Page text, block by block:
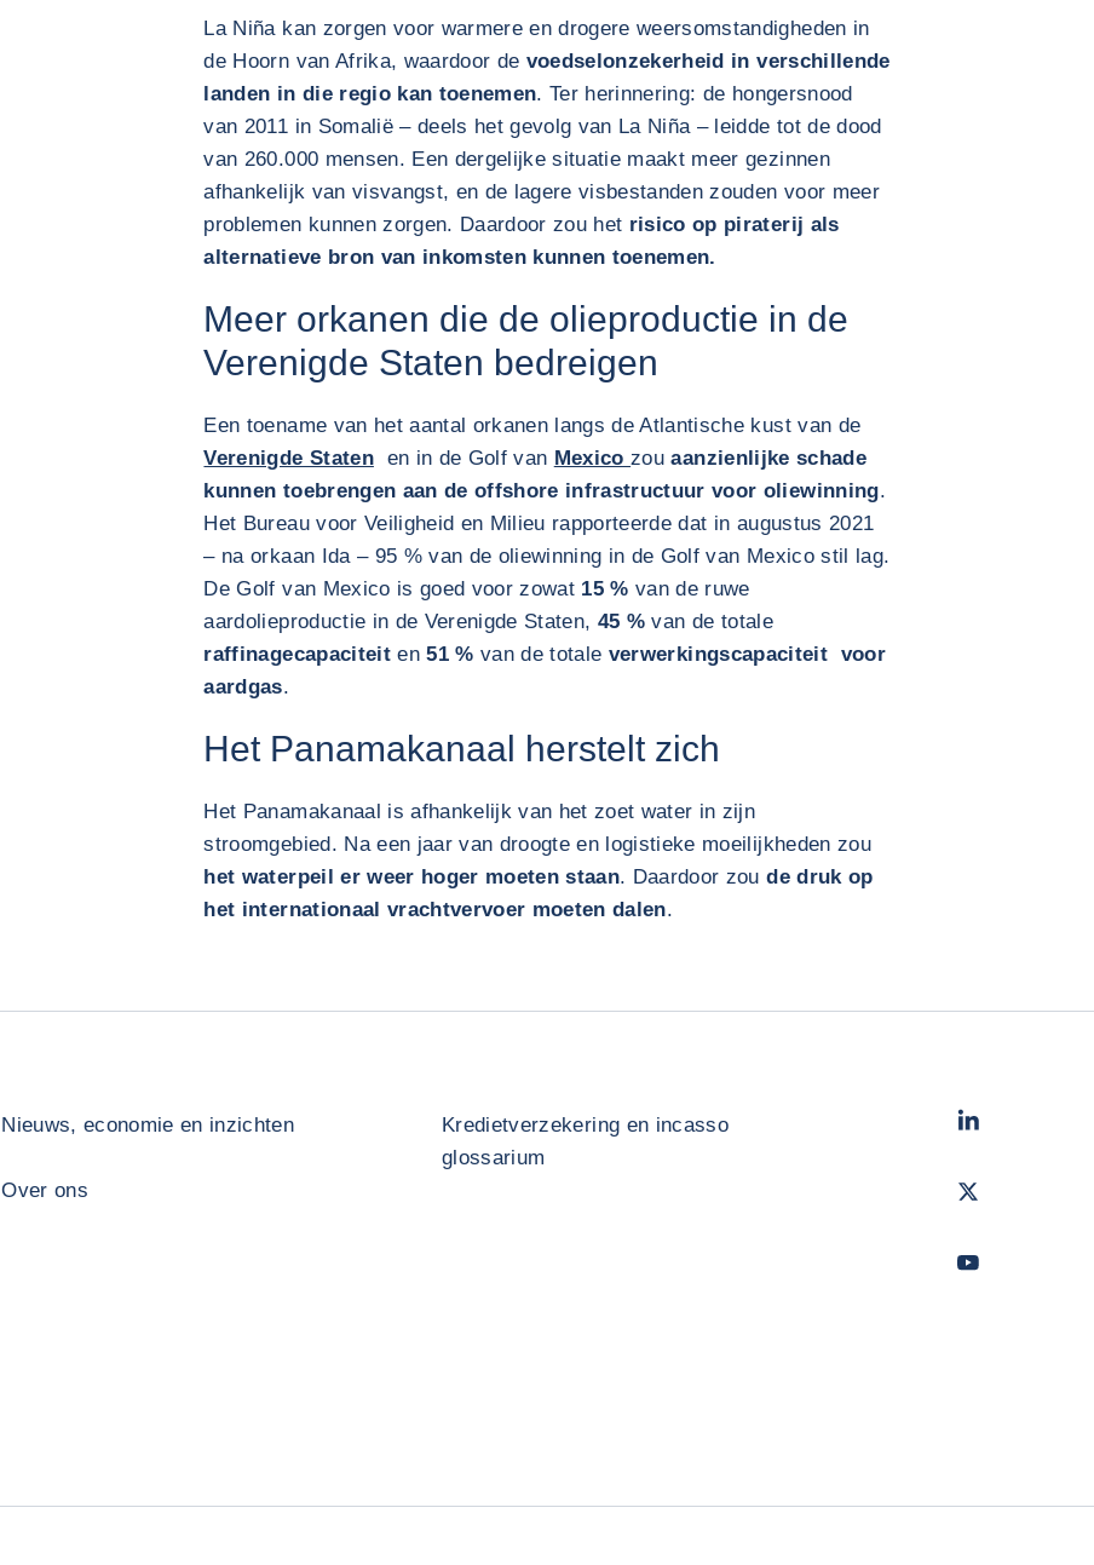
La Niña kan zorgen voor warmere en drogere weersomstandigheden in
de Hoorn van Afrika, waardoor de voedselonzekerheid in verschillende
landen in die regio kan toenemen. Ter herinnering: de hongersnood
van 2011 in Somalië – deels het gevolg van La Niña – leidde tot de dood
van 260.000 mensen. Een dergelijke situatie maakt meer gezinnen
afhankelijk van visvangst, en de lagere visbestanden zouden voor meer
problemen kunnen zorgen. Daardoor zou het risico op piraterij als
alternatieve bron van inkomsten kunnen toenemen.
Meer orkanen die de olieproductie in de
Verenigde Staten bedreigen
Een toename van het aantal orkanen langs de Atlantische kust van de
Verenigde Staten en in de Golf van Mexicozouaanzienlijke schade
kunnen toebrengen aan de offshore infrastructuur voor oliewinning.
Het Bureau voor Veiligheid en Milieu rapporteerde dat in augustus 2021
– na orkaan Ida – 95 % van de oliewinning in de Golf van Mexico stil lag.
De Golf van Mexico is goed voor zowat 15 % van de ruwe
aardolieproductie in de Verenigde Staten, 45 % van de totale
raffinagecapaciteiten51 % van de totale verwerkingscapaciteit voor
aardgas.
Het Panamakanaal herstelt zich
Het Panamakanaal is afhankelijk van het zoet water in zijn
stroomgebied. Na een jaar van droogte en logistieke moeilijkheden zou
het waterpeil er weer hoger moeten staan. Daardoor zoude druk op
het internationaal vrachtvervoer moeten dalen.
Nieuws, economie en inzichten
Over ons
Kredietverzekering en incasso
glossarium
LinkedIn
Twitter
Youtube